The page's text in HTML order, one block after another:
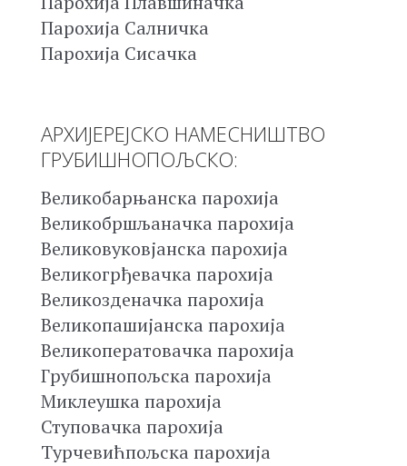
Парохија Салничка
Парохија Сисачка
АРХИЈЕРЕЈСКО НАМЕСНИШТВО
ГРУБИШНОПОЉСКО:
Великобарњанска парохија
Великобршљаначка парохија
Великовуковјанска парохија
Великогрђевачка парохија
Великозденачка парохија
Великопашијанска парохија
Великоператовачка парохија
Грубишнопољска парохија
Миклеушка парохија
Ступовачка парохија
Турчевићпољска парохија